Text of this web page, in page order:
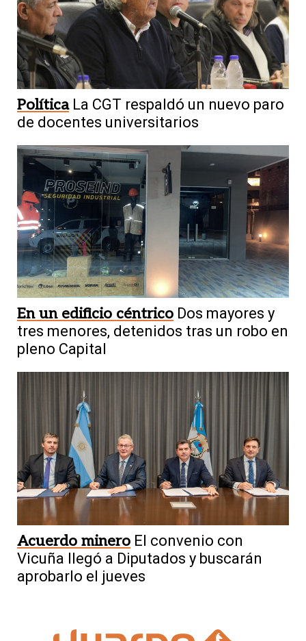
Política La CGT respaldó un nuevo paro
de docentes universitarios
En un edificio céntrico Dos mayores y
tres menores, detenidos tras un robo en
pleno Capital
Acuerdo minero El convenio con
Vicuña llegó a Diputados y buscarán
aprobarlo el jueves